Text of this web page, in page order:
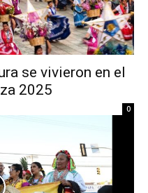
se vivieron en el
2025
0